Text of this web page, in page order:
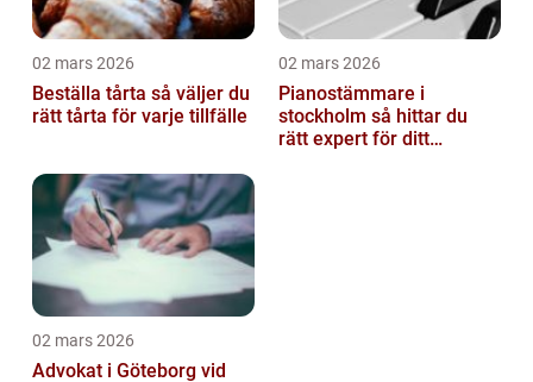
02 mars 2026
Beställa tårta så väljer du
rätt tårta för varje tillfälle
02 mars 2026
Pianostämmare i
stockholm så hittar du
rätt expert för ditt
02 mars 2026
Advokat i Göteborg vid